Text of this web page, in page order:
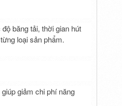
băng tải, thời gian hút
loại sản phẩm.
giảm chi phí năng